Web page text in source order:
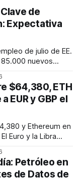
de
Expectativa
de julio de EE.
nuevos
la inflación,
$64,380, ETH
EUR y GBP el
y Ethereum en
Euro y la Libra
Petróleo en
de Datos de